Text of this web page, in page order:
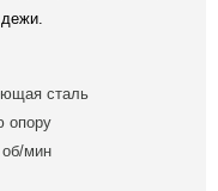
сталь
опору
об/мин